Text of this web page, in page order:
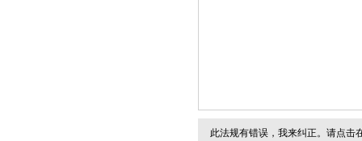
此法规有错误，我来纠正。请点击